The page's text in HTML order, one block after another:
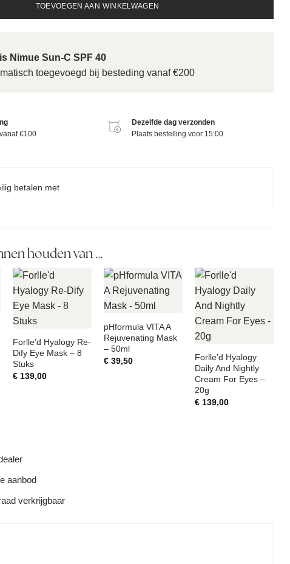
TOEVOEGEN AAN WINKELWAGEN
Nimue Sun-C SPF 40
toegevoegd bij besteding vanaf €200
€100
Dezelfde dag verzonden
Plaats bestelling voor 15:00
betalen met
houden van …
Forlle’d Hyalogy Re-
Dify Eye Mask – 8
Stuks
€139,00
pHformula VITA A
Rejuvenating Mask
– 50ml
€39,50
Forlle’d Hyalogy
Daily And Nightly
Cream For Eyes –
20g
€139,00
aanbod
verkrijgbaar